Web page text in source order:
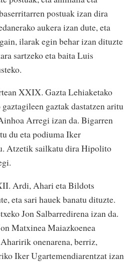
postuak izan dira
aukera izan dute, eta
ilarak egin behar izan dituzte
sartzeko eta baita Luis
XXIX. Gazta Lehiaketako
gaztak dastatzen aritu
Arregi izan da. Bigarren
du eta podiuma Iker
Atzetik sailkatu dira Hipolito
Ardi, Ahari eta Bildots
eta sari hauek banatu dituzte.
Jon Salbarredirena izan da.
Matxinea Maiazkoenea
onenarena, berriz,
Iker Ugartemendiarentzat izan